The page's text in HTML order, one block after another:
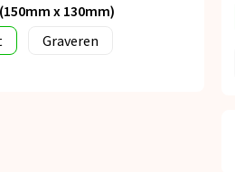
x 130mm)
Graveren